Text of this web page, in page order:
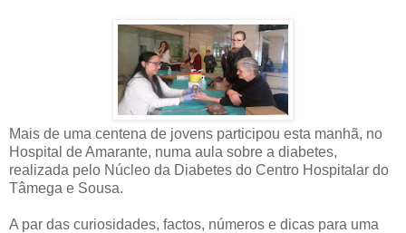
Mais de uma centena de jovens participou esta manhã, no
Hospital de Amarante, numa aula sobre a diabetes,
realizada pelo Núcleo da Diabetes do Centro Hospitalar do
Tâmega e Sousa.
A par das curiosidades, factos, números e dicas para uma